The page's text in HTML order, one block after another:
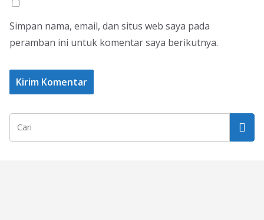
Simpan nama, email, dan situs web saya pada
peramban ini untuk komentar saya berikutnya.